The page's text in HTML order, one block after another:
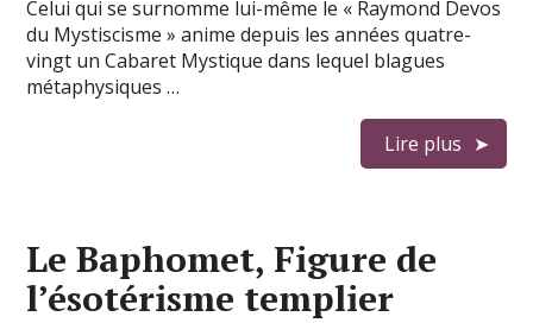
Celui qui se surnomme lui-même le « Raymond Devos
du Mystiscisme » anime depuis les années quatre-
vingt un Cabaret Mystique dans lequel blagues
métaphysiques …
Lire plus
Le Baphomet, Figure de
l’ésotérisme templier